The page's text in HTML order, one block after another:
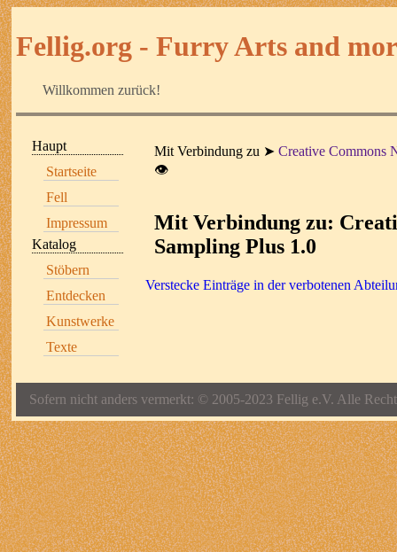
Fellig.org - Furry Arts and
Willkommen zurück!
Haupt
Startseite
Fell
Impressum
Katalog
Stöbern
Entdecken
Kunstwerke
Texte
Mit Verbindung zu
Creative Commons
👁
Mit Verbindung zu:
Sampling Plus 1.0
Verstecke Einträge in der verbotenen
Sofern nicht anders vermerkt: © 2005-2023 Fellig e.V. Alle